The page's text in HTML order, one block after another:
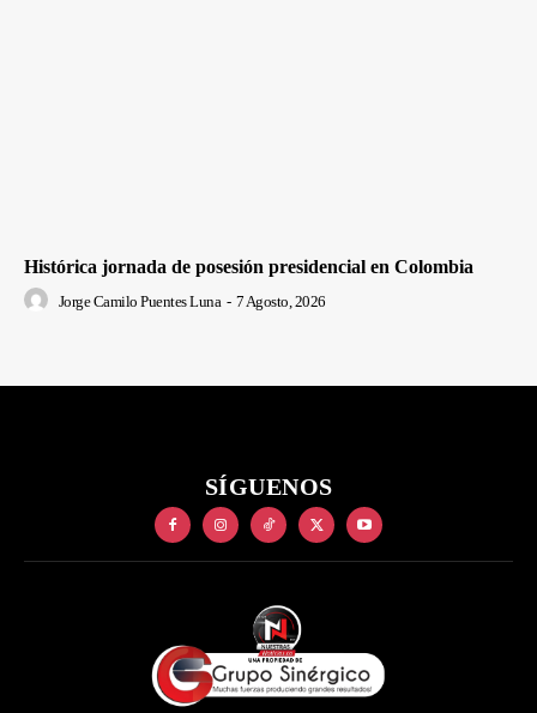
Histórica jornada de posesión presidencial en Colombia
Jorge Camilo Puentes Luna - 7 Agosto, 2026
SÍGUENOS